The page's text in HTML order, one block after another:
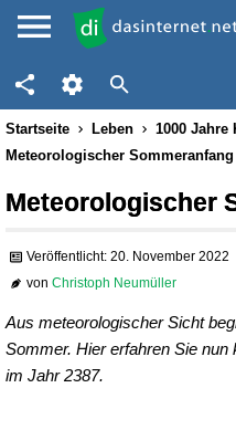
Startseite Leben 1000 Jahre
Meteorologischer Sommeranfang
Meteorologischer
Veröffentlicht: 20. November 2022
vonChristoph Neumüller
Aus meteorologischer Sicht
Sommer. Hier erfahren Sie
im Jahr 2387.